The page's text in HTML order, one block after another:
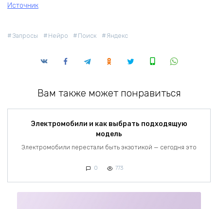
Источник
Запросы Нейро Поиск Яндекс
Вам также может понравиться
Электромобили и как выбрать подходящую
модель
Электромобили перестали быть экзотикой — сегодня это
0 773